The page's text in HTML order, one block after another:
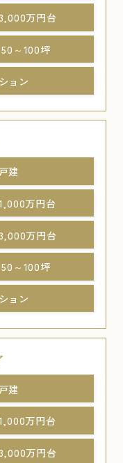
万円台
～100坪
ョン
建
万円台
万円台
～100坪
ョン
建
万円台
万円台